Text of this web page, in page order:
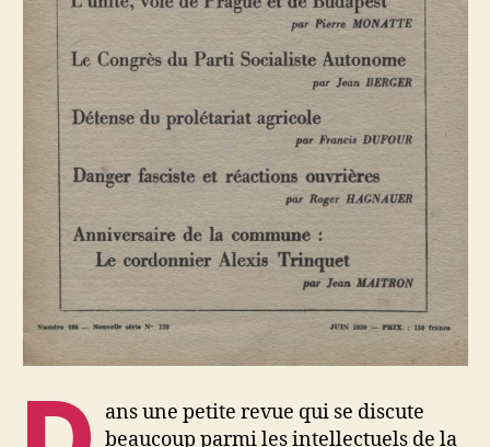
ans une petite revue qui se discute
beaucoup parmi les intellectuels de la